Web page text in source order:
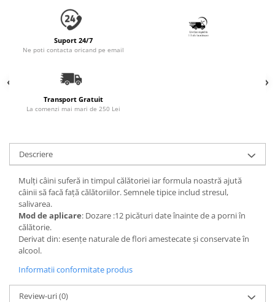
Accesorii Auto & Bicicletă
Accesorii Acasă și Mobilier
Botnițe
Dresaj & Sport
Suport 24/7
Ne poti contacta oricand pe email
Transport Gratuit
La comenzi mai mari de 250 Lei
Descriere
Mulți câini suferă in timpul călătoriei iar formula noastră ajută
câinii să facă față călătoriilor. Semnele tipice includ stresul,
salivarea.
Mod de aplicare: Dozare :12 picături date înainte de a porni în
călătorie.
Derivat din: esențe naturale de flori amestecate și conservate în
alcool.
Informatii conformitate produs
Review-uri(0)